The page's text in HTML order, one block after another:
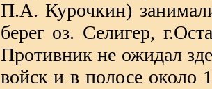
П.А. Курочкин)
берег оз. Селигер,
Противник не ожидал
войск и в полосе около